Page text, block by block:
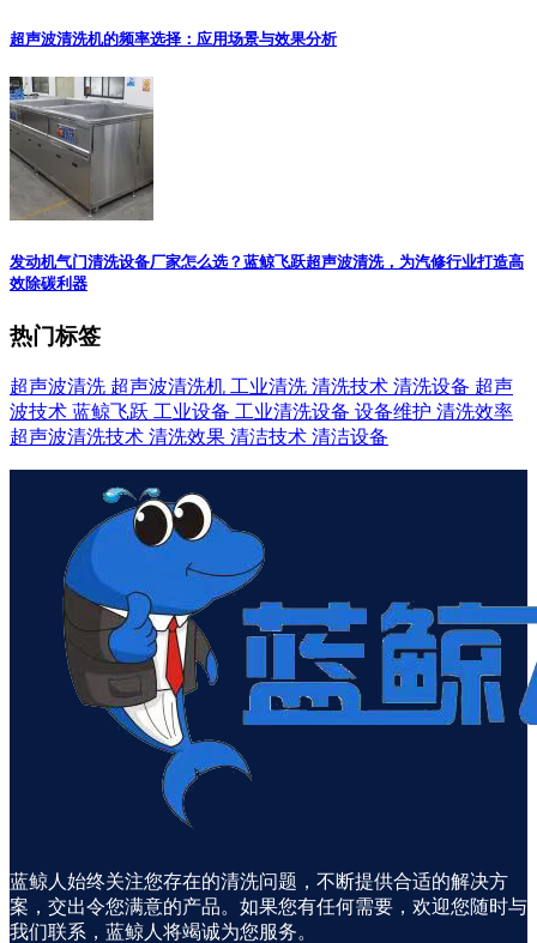
超声波清洗机的频率选择：应用场景与效果分析
发动机气门清洗设备厂家怎么选？蓝鲸飞跃超声波清洗，为汽修行业打造高
效除碳利器
热门标签
超声波清洗 超声波清洗机 工业清洗 清洗技术 清洗设备 超声
波技术 蓝鲸飞跃 工业设备 工业清洗设备 设备维护 清洗效率
超声波清洗技术 清洗效果 清洁技术 清洁设备
蓝鲸人始终关注您存在的清洗问题，不断提供合适的解决方
案，交出令您满意的产品。如果您有任何需要，欢迎您随时与
我们联系，蓝鲸人将竭诚为您服务。